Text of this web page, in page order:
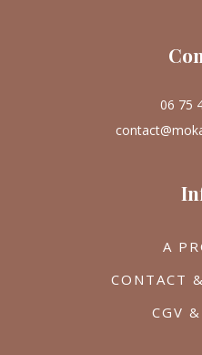
06 75
A
CONTACT
CGV